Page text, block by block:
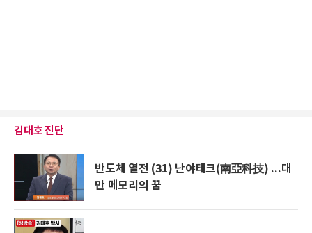
김대호 진단
반도체 열전 (31) 난야테크(南亞科技) ...대
만 메모리의 꿈